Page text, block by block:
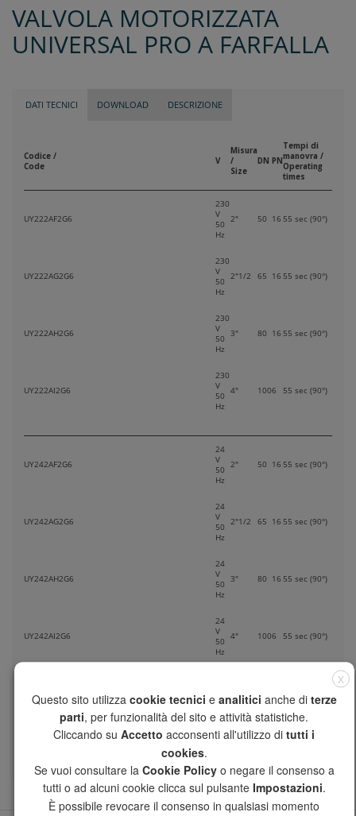
VALVOLA MOTORIZZATA
UNIVERSAL PRO A FARFALLA
DATI TECNICI DOWNLOAD DESCRIZIONE
Codice /
Code
V
Misura
/
Size
DN PN
Tempi di
manovra /
Operating
times
UY222AF2G6
230
V
50
Hz
2" 50 16 55 sec (90°)
UY222AG2G6
230
V
50
Hz
2"1/2 65 16 55 sec (90°)
UY222AH2G6
230
V
50
Hz
3" 80 16 55 sec (90°)
UY222AI2G6
230
V
50
Hz
4" 1006 55 sec (90°)
UY242AF2G6
24
V
50
Hz
2" 50 16 55 sec (90°)
UY242AG2G6
24
V
50
Hz
2"1/2 65 16 55 sec (90°)
UY242AH2G6
24
V
50
Hz
3" 80 16 55 sec (90°)
UY242AI2G6
24
V
50
Hz
4" 1006 55 sec (90°)
I PREZZI RIMANGONO INVARIATI
For EDPM sealing version, add “E” at the end of
the code
X
Questo sito utilizza cookie tecnici e analitici anche di terze
parti, per funzionalità del sito e attività statistiche.
Cliccando su Accetto acconsenti all'utilizzo di tutti i
cookies.
Se vuoi consultare la Cookie Policyo negare il consenso a
tutti o ad alcuni cookie clicca sul pulsante Impostazioni.
È possibile revocare il consenso in qualsiasi momento